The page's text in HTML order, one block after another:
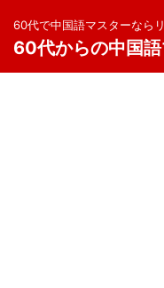
60代で中国語マスターなら
60代からの中国